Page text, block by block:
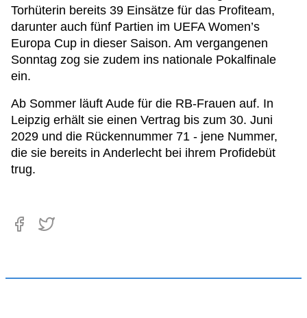
Torhüterin bereits 39 Einsätze für das Profiteam,
darunter auch fünf Partien im UEFA Women’s
Europa Cup in dieser Saison. Am vergangenen
Sonntag zog sie zudem ins nationale Pokalfinale
ein.
Ab Sommer läuft Aude für die RB-Frauen auf. In
Leipzig erhält sie einen Vertrag bis zum 30. Juni
2029 und die Rückennummer 71 - jene Nummer,
die sie bereits in Anderlecht bei ihrem Profidebüt
trug.